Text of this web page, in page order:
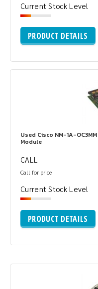
Current Stock Level
PRODUCT DETAILS
Used Cisco NM-1A-
Module
CALL
Call for price
Current Stock Level
PRODUCT DETAILS